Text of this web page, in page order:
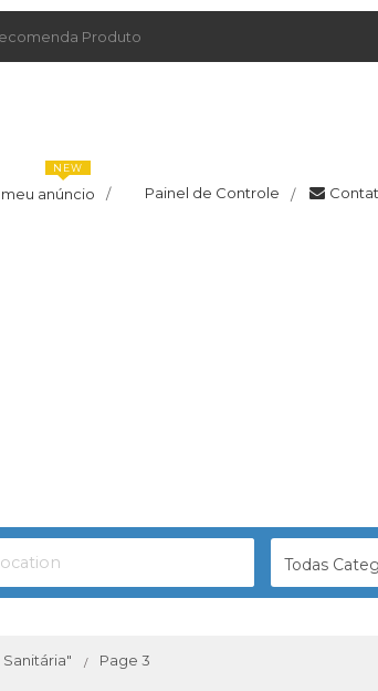
Produto
anúncio /
NEW
Painel de Controle /
Todas
Page 3